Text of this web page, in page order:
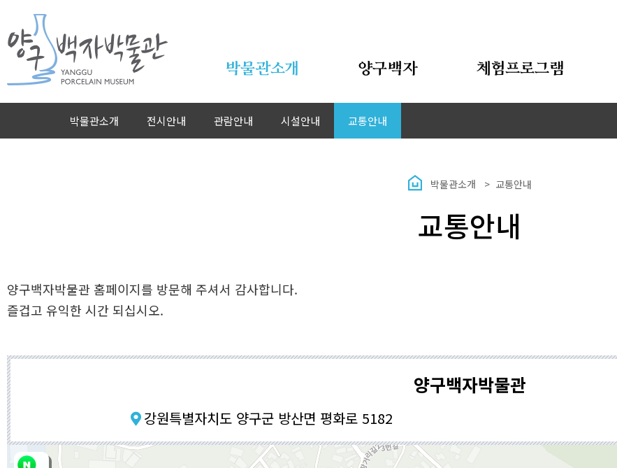
박물관소개
박물관소개 전시안내 관람안내 시설안내 교통안내
양구백자 체험프로그램
박물관소개 교통안내
교통안내
양구백자박물관 홈페이지를 방문해 주셔서 감사합니다.
즐겁고 유익한 시간 되십시오.
양구백자박물관
강원특별자치도 양구군 방산면 평화로 5182